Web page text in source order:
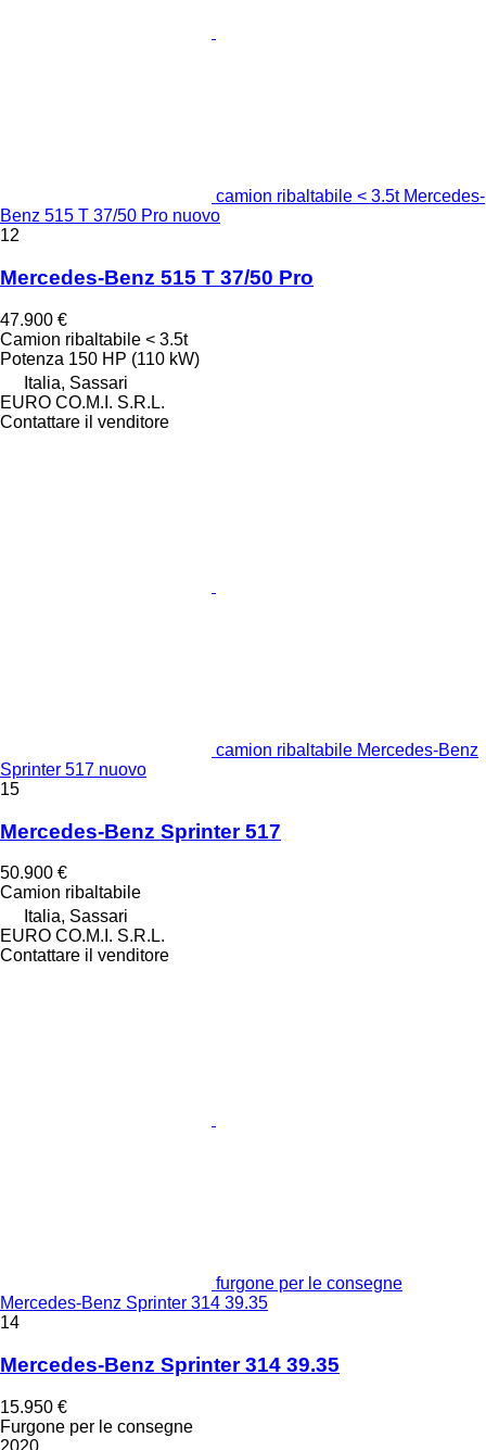
camion ribaltabile < 3.5t Mercedes-
Benz 515 T 37/50 Pro nuovo
12
Mercedes-Benz 515 T 37/50 Pro
47.900 €
Camion ribaltabile < 3.5t
Potenza 150 HP (110 kW)
Italia, Sassari
EURO CO.M.I. S.R.L.
Contattare il venditore
camion ribaltabile Mercedes-Benz
Sprinter 517 nuovo
15
Mercedes-Benz Sprinter 517
50.900 €
Camion ribaltabile
Italia, Sassari
EURO CO.M.I. S.R.L.
Contattare il venditore
furgone per le consegne
Mercedes-Benz Sprinter 314 39.35
14
Mercedes-Benz Sprinter 314 39.35
15.950 €
Furgone per le consegne
2020